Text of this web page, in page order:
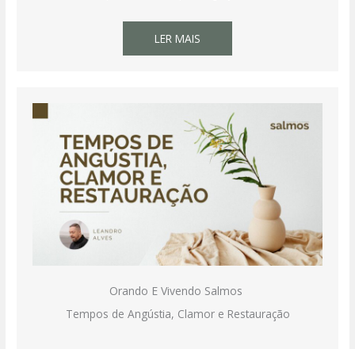
LER MAIS
Orando E Vivendo Salmos
Tempos de Angústia, Clamor e Restauração